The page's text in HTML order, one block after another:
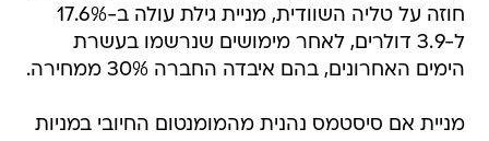
חוזה על טליה השוודית, מניית גילת עולה ב-17.6%
ל-3.9 דולרים, לאחר מימושים שנרשמו בעשרת
הימים האחרונים, בהם איבדה החברה 30% ממחירה.
מניית אם סיסטמס נהנית מהמומנטום החיובי במניות